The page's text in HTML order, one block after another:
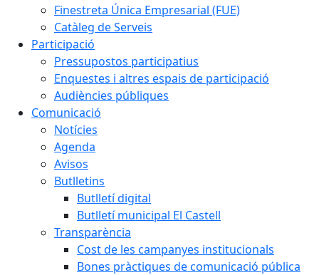
Finestreta Única Empresarial (FUE)
Catàleg de Serveis
Participació
Pressupostos participatius
Enquestes i altres espais de participació
Audiències públiques
Comunicació
Notícies
Agenda
Avisos
Butlletins
Butlletí digital
Butlletí municipal El Castell
Transparència
Cost de les campanyes institucionals
Bones pràctiques de comunicació pública